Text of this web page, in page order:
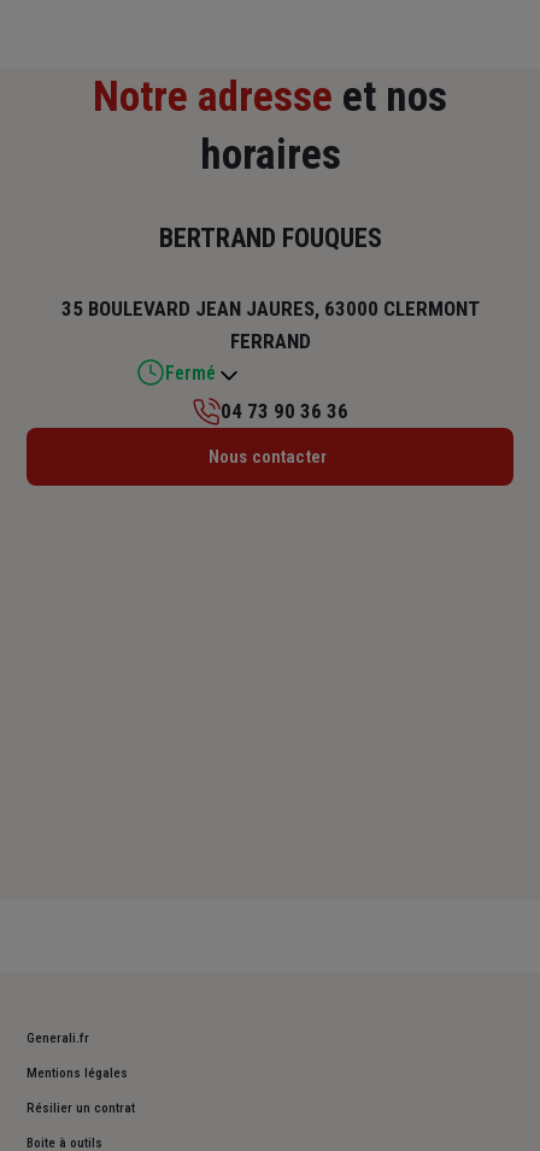
Notre adresse et nos
horaires
BERTRAND FOUQUES
35 BOULEVARD JEAN JAURES, 63000 CLERMONT
FERRAND
Fermé
Lundi : 14h – 18h
04 73 90 36 36
Nous contacter
Generali.fr
Mentions légales
Résilier un contrat
Boite à outils